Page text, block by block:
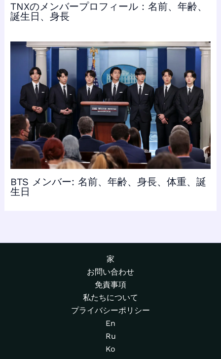
TNXのメンバープロフィール：名前、年齢、
誕生日、身長
BTS メンバー: 名前、年齢、身長、体重、誕
生日
家
お問い合わせ
免責事項
私たちについて
プライバシーポリシー
En
Ru
Ko